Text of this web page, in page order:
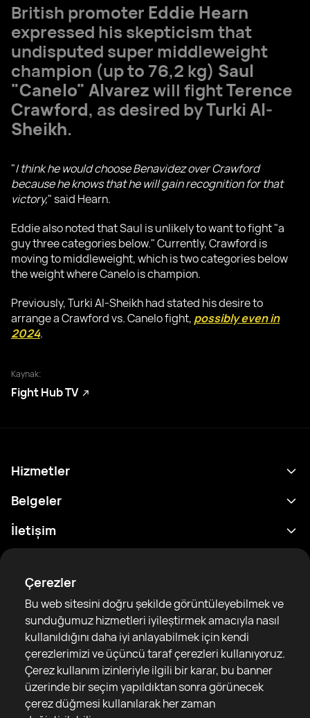
Çerezler
Bu web sitesini doğru şekilde görüntüleyebilmek ve
sunduğumuz hizmetleri iyileştirmek amacıyla nasıl
kullanıldığını daha iyi anlayabilmek için kendi
çerezlerimizi ve üçüncü taraf çerezleri kullanıyoruz.
Çerez kullanım izinleriyle ilgili bir karar, bu banner
üzerinde bir seçim yapıldıktan sonra görünecek
çerez düğmesi kullanılarak her zaman
British promoter Eddie Hearn
expressed his skepticism that
undisputed super middleweight
champion (up to 76,2 kg) Saul
"Canelo" Alvarezwill fightTerence
Crawford, as desired byTurki Al-
Sheikh.
"I think he would choose Benavidez over Crawford
because he knows that he will gain recognition for that
victory," said Hearn.
Eddie also noted that Saul is unlikely to want to fight "a
guy three categories below." Currently, Crawford is
moving to middleweight, which is two categories below
the weight where Canelo is champion.
Previously, Turki Al-Sheikh had stated his desire to
arrange a Crawford vs. Canelo fight, possibly even in
2024.
Kaynak:
Fight Hub TV
RTF United service limited
6 Burrows court, Liverpool, United Kingdom
Hizmetler
Program
Sonuçlar
Analitik
Sıralamalar
Haberler
Makaleler
Sparring Finder
Belgeler
Gizlilik Politikası
Kullanım Şartları
Topluluk Rehberleri
İletişim